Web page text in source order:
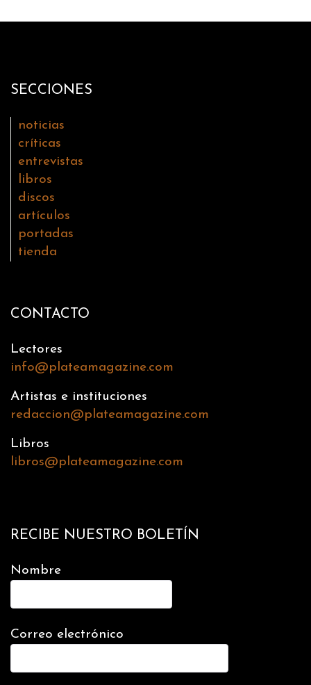
SECCIONES
noticias
críticas
entrevistas
libros
discos
artículos
portadas
tienda
CONTACTO
Lectores
info@plateamagazine.com
Artistas e instituciones
redaccion@plateamagazine.com
Libros
libros@plateamagazine.com
RECIBE NUESTRO BOLETÍN
Nombre
Correo electrónico